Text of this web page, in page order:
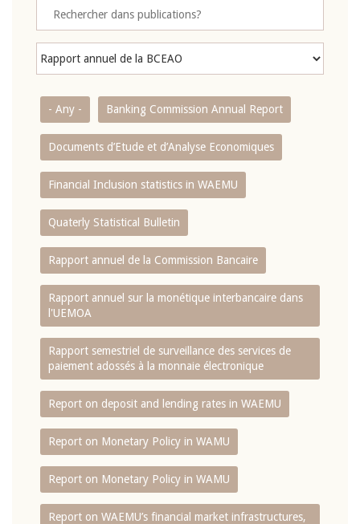
- Any - Banking Commission Annual Report
Documents d’Etude et d’Analyse Economiques
Financial Inclusion statistics in WAEMU
Quaterly Statistical Bulletin
Rapport annuel de la Commission Bancaire
Rapport annuel sur la monétique interbancaire dans
l'UEMOA
Rapport semestriel de surveillance des services de
paiement adossés à la monnaie électronique
Report on deposit and lending rates in WAEMU
Report on Monetary Policy in WAMU
Report on Monetary Policy in WAMU
Report on WAEMU’s financial market infrastructures,